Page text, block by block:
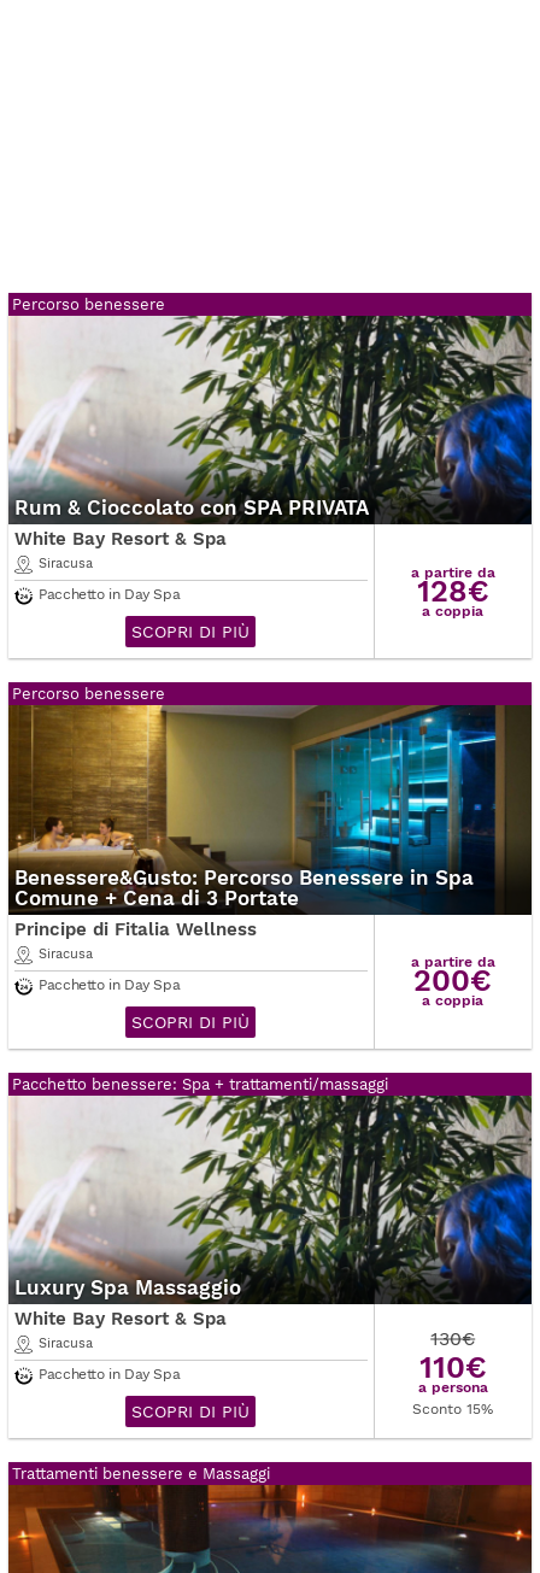
Percorso benessere
Rum & Cioccolato con SPA PRIVATA
White Bay Resort & Spa
Siracusa
Pacchetto in Day Spa
SCOPRI DI PIÙ
a partire da
128€
a coppia
Percorso benessere
Benessere&Gusto: Percorso Benessere in Spa
Comune + Cena di 3 Portate
Principe di Fitalia Wellness
Siracusa
Pacchetto in Day Spa
SCOPRI DI PIÙ
a partire da
200€
a coppia
Pacchetto benessere: Spa + trattamenti/massaggi
Luxury Spa Massaggio
White Bay Resort & Spa
Siracusa
Pacchetto in Day Spa
SCOPRI DI PIÙ
130€
110€
a persona
Sconto 15%
Trattamenti benessere e Massaggi